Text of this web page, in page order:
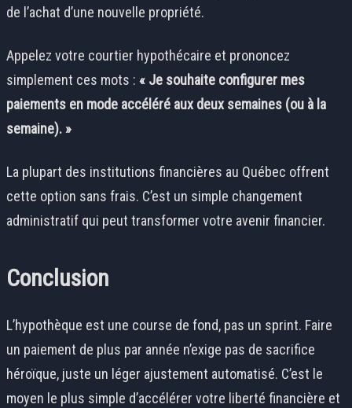
de l’achat d’une nouvelle propriété.
Appelez votre courtier hypothécaire et prononcez
simplement ces mots : « Je souhaite configurer mes
paiements en mode accéléré aux deux semaines (ou à la
semaine). »
La plupart des institutions financières au Québec offrent
cette option sans frais. C’est un simple changement
administratif qui peut transformer votre avenir financier.
Conclusion
L’hypothèque est une course de fond, pas un sprint. Faire
un paiement de plus par année n’exige pas de sacrifice
héroïque, juste un léger ajustement automatisé. C’est le
moyen le plus simple d’accélérer votre liberté financière et